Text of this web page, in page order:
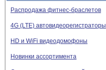
Распродажа фитнес-браслетов
4G (LTE) автовидеорегистраторы
HD и WiFi видеодомофоны
Новинки ассортимента